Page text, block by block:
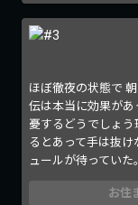
ほぼ徹夜の状態で
伝は本当に効果が
憂するどうでしょ
るとあって手は抜
ュールが待っていた。
お住